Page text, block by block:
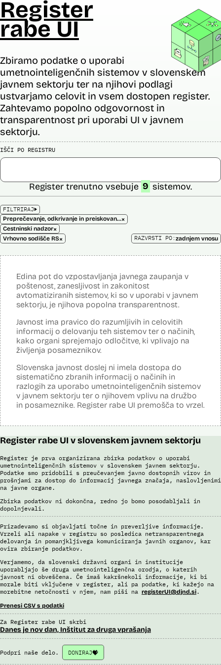
Register
rabe UI
Zbiramo podatke o uporabi
umetnointeligenčnih sistemov v slovenskem
javnem sektorju ter na njihovi podlagi
ustvarjamo celovit in vsem dostopen register.
Zahtevamo popolno odgovornost in
transparentnost pri uporabi UI v javnem
sektorju.
IŠČI PO REGISTRU
FILTRIRAJ
Preprečevanje, odkrivanje in preiskovanje kaznivih dejanj×
Cestninski nadzor×
Vrhovno sodišče RS×
Register trenutno vsebuje 9 sistemov.
RAZVRSTI PO:zadnjem vnosu
Edina pot do vzpostavljanja javnega zaupanja v
poštenost, zanesljivost in zakonitost
avtomatiziranih sistemov, ki so v uporabi v javnem
sektorju, je njihova popolna transparentnost.
Javnost ima pravico do razumljivih in celovitih
informacij o delovanju teh sistemov ter o načinih,
kako organi sprejemajo odločitve, ki vplivajo na
življenja posameznikov.
Slovenska javnost doslej ni imela dostopa do
sistematično zbranih informacij o načinih in
razlogih za uporabo umetnointeligenčnih sistemov
v javnem sektorju ter o njihovem vplivu na družbo
in posameznike. Register rabe UI premošča to vrzel.
Register rabe UI v slovenskem javnem sektorju
Register je prva organizirana zbirka podatkov o uporabi
umetnointeligenčnih sistemov v slovenskem javnem sektorju.
Podatke smo pridobili s preučevanjem javno dostopnih virov in
prošnjami za dostop do informacij javnega značaja, naslovljenimi
na javne organe.
Zbirka podatkov ni dokončna, redno jo bomo posodabljali in
dopolnjevali.
Prizadevamo si objavljati točne in preverljive informacije.
Vrzeli ali napake v registru so posledica netransparentnega
delovanja in pomanjkljivega komuniciranja javnih organov, kar
ovira zbiranje podatkov.
Verjamemo, da slovenski državni organi in institucije
uporabljajo še druga umetnointeligenčna orodja, o katerih
javnost ni obveščena. Če imaš kakršnekoli informacije, ki bi
morale biti vključene v register, ali pa podatke, ki kažejo na
morebitne netočnosti v njem, nam piši na registerUI@djnd.si.
Prenesi CSV s podatki
Za Register rabe UI skrbi
Danes je nov dan, Inštitut za druga vprašanja
Podpri naše delo. DONIRAJ